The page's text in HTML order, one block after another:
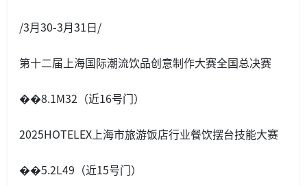
/3月30-3月31日/
第十二届上海国际潮流饮品创意制作大赛全国总决赛
��8.1M32（近16号门）
2025HOTELEX上海市旅游饭店行业餐饮摆台技能大赛
��5.2L49（近15号门）